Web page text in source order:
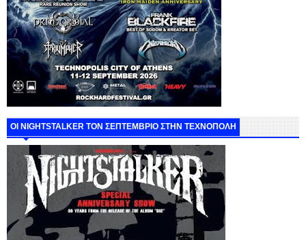
ΟΙ NIGHTSTALKER ΤΟΝ ΣΕΠΤΕΜΒΡΙΟ ΣΤΗΝ ΤΕΧΝΟΠΟΛΗ